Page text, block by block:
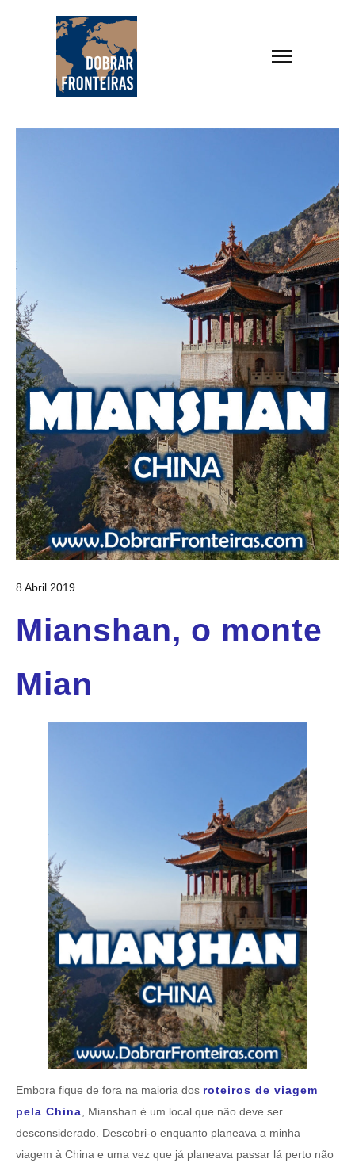
8 Abril 2019
Mianshan, o monte
Mian
Embora fique de fora na maioria dos roteiros de viagem
pela China, Mianshan é um local que não deve ser
desconsiderado. Descobri-o enquanto planeava a minha
viagem à China e uma vez que já planeava passar lá perto não